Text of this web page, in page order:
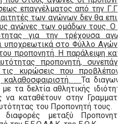
επαγγέλματος από την
των αγώνων δεν θα
αγώνες των ομάδων τους. Ο
για την τρέχουσα
υποχρεωτικά στο Φύλλο
προπονητή. Η παράλειψη
προπονητή,
κυρώσεις που
καλαθοσφαιριστή.Τα
τα δελτία αθλητικής
να καταθέτουν στην
του Προπονητή τους.
διαφορές μεταξύ